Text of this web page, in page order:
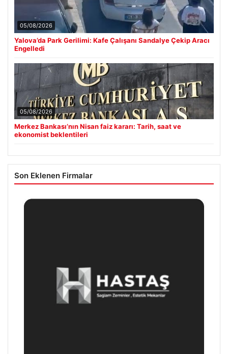
05/08/2026
Yalova’da Park Gerilimi: Kafe Çalışanı Sandalye Çekip Aracı
Engelledi
05/08/2026
Merkez Bankası’nın Nisan faiz kararı: Tarih, saat ve
ekonomist beklentileri
Son Eklenen Firmalar